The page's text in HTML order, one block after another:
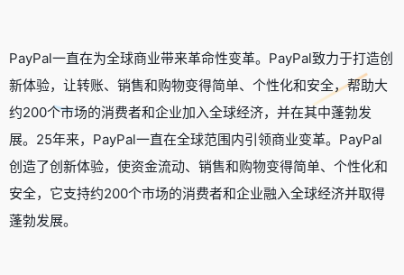
PayPal一直在为全球商业带来革命性变革。PayPal致力于打造创
新体验，让转账、销售和购物变得简单、个性化和安全，帮助大
约200个市场的消费者和企业加入全球经济，并在其中蓬勃发
展。25年来，PayPal一直在全球范围内引领商业变革。PayPal
创造了创新体验，使资金流动、销售和购物变得简单、个性化和
安全，它支持约200个市场的消费者和企业融入全球经济并取得
蓬勃发展。